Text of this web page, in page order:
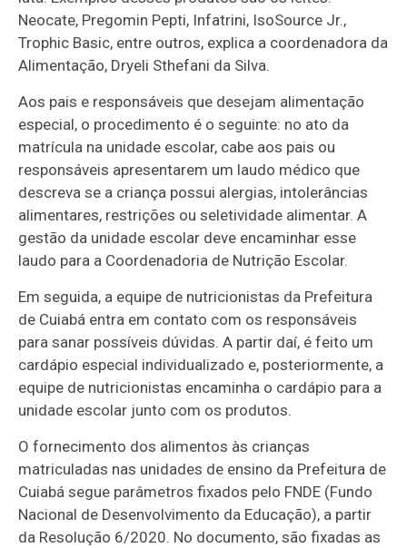
Neocate, Pregomin Pepti, Infatrini, IsoSource Jr.,
Trophic Basic, entre outros, explica a coordenadora da
Alimentação, Dryeli Sthefani da Silva.
Aos pais e responsáveis que desejam alimentação
especial, o procedimento é o seguinte: no ato da
matrícula na unidade escolar, cabe aos pais ou
responsáveis apresentarem um laudo médico que
descreva se a criança possui alergias, intolerâncias
alimentares, restrições ou seletividade alimentar. A
gestão da unidade escolar deve encaminhar esse
laudo para a Coordenadoria de Nutrição Escolar.
Em seguida, a equipe de nutricionistas da Prefeitura
de Cuiabá entra em contato com os responsáveis
para sanar possíveis dúvidas. A partir daí, é feito um
cardápio especial individualizado e, posteriormente, a
equipe de nutricionistas encaminha o cardápio para a
unidade escolar junto com os produtos.
O fornecimento dos alimentos às crianças
matriculadas nas unidades de ensino da Prefeitura de
Cuiabá segue parâmetros fixados pelo FNDE (Fundo
Nacional de Desenvolvimento da Educação), a partir
da Resolução 6/2020. No documento, são fixadas as